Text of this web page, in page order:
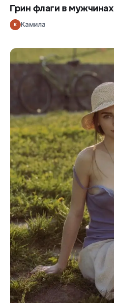
Грин флаги в мужчинах
К Камила